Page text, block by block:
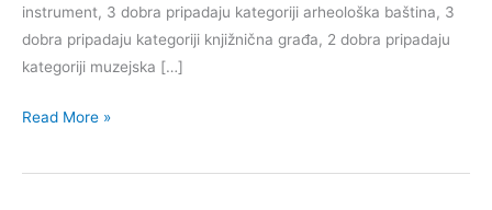
instrument, 3 dobra pripadaju kategoriji arheološka baština, 3
dobra pripadaju kategoriji knjižnična građa, 2 dobra pripadaju
kategoriji muzejska […]
Kulturno-
znamenitosti
Read More »